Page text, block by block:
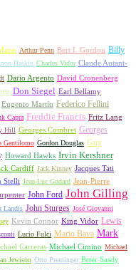
Arthur Penn Bert I. Gordon Billy
Haskin Charles Vidor Claude Autant-
Dario Argento David Cronenberg
Don Siegel Earl Bellamy
Eugenio Martín Federico Fellini
Capra Freddie Francis Fritz Lang
Hill Georges Combret Georges
Gentilomo Gordon Douglas Guy
Howard Hawks Irvin Kershner
Cardiff Jack Kinney Jacques Tati
Stelli Jean-Luc Godard Jean-Pierre
John Ford John Gilling
Landis John Sturges José Giovanni
Kevin Connor King Vidor Lewis
Lucio Fulci Mario Bava Mark
Carreras Michael Cimino Michael
Jewison Otto Preminger Peter Sasdy